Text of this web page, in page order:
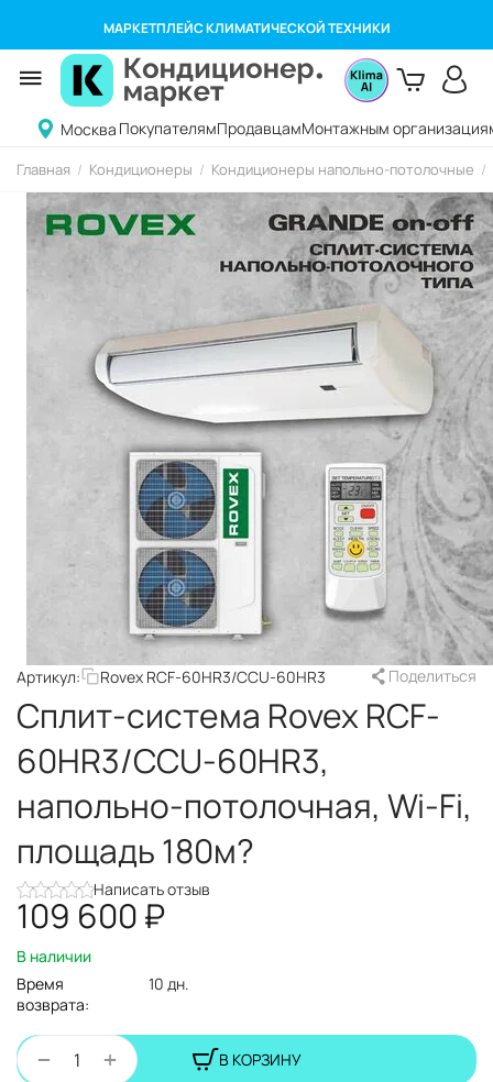
МАРКЕТПЛЕЙС КЛИМАТИЧЕСКОЙ ТЕХНИКИ
Москва ПокупателямПродавцамМонтажным
Главная / Кондиционеры / Кондиционеры напольно-потолочные /
Артикул: Rovex RCF-60HR3/CCU-60HR3 Поделиться
Сплит-система Rovex RCF-
60HR3/CCU-60HR3,
напольно-потолочная, Wi-Fi,
площадь 180м?
Написать отзыв
109 600₽
В наличии
Время
возврата:
10 дн.
+
−
В КОРЗИНУ